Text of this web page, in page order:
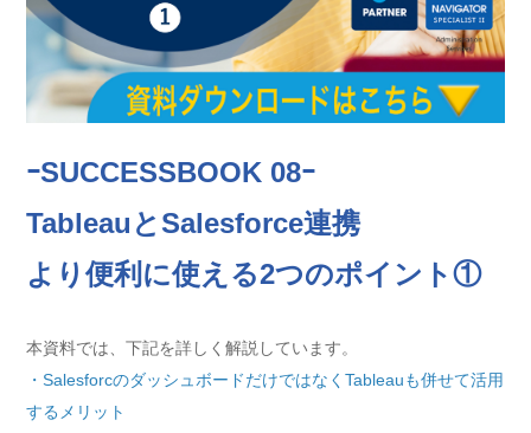
ｰSUCCESSBOOK 08ｰ
TableauとSalesforce連携
より便利に使える2つのポイント①
本資料では、下記を詳しく解説しています。
・SalesforcのダッシュボードだけではなくTableauも併せて活用
するメリット